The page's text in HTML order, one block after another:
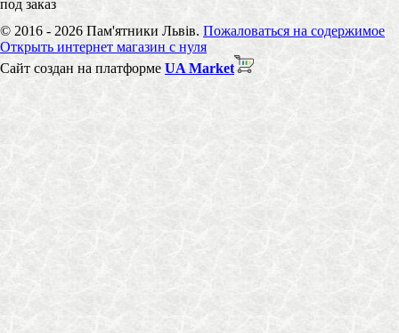
под заказ
© 2016 - 2026 Пам'ятники Львів. Пожаловаться на содержимое
Открыть интернет магазин с нуля
Сайт создан на платформе UA Market